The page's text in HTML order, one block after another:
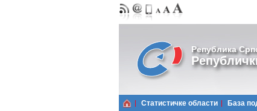
Република
Статистичке области Базa